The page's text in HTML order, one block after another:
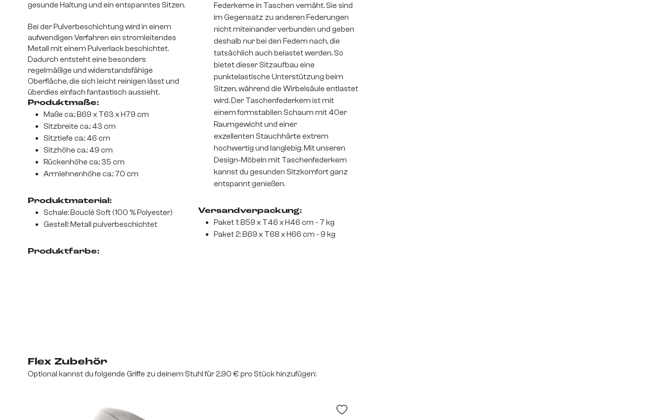
gesunde Haltung und ein entspanntes Sitzen.
Bei der Pulverbeschichtung wird in einem
aufwendigen Verfahren ein stromleitendes
Metall mit einem Pulverlack beschichtet.
Dadurch entsteht eine besonders
regelmäßige und widerstandsfähige
Oberfläche, die sich leicht reinigen lässt und
überdies einfach fantastisch aussieht.
Produktmaße:
Maße ca.: B69 x T63 x H79 cm
Sitzbreite ca.: 43 cm
Sitztiefe ca.: 46 cm
Sitzhöhe ca.: 49 cm
Rückenhöhe ca.: 35 cm
Armlehnenhöhe ca.: 70 cm
Produktmaterial:
Schale: Bouclé Soft (100 % Polyester)
Gestell: Metall pulverbeschichtet
Produktfarbe:
Federkerne in Taschen vernäht. Sie sind
im Gegensatz zu anderen Federungen
nicht miteinander verbunden und geben
deshalb nur bei den Federn nach, die
tatsächlich auch belastet werden. So
bietet dieser Sitzaufbau eine
punktelastische Unterstützung beim
Sitzen, während die Wirbelsäule entlastet
wird. Der Taschenfederkern ist mit
einem formstabilen Schaum mit 40er
Raumgewicht und einer
exzellenten Stauchhärte extrem
hochwertig und langlebig. Mit unseren
Design-Möbeln mit Taschenfederkern
kannst du gesunden Sitzkomfort ganz
entspannt genießen.
Versandverpackung:
Paket 1: B59 x T46 x H46 cm - 7 kg
Paket 2: B69 x T68 x H66 cm - 9 kg
Flex Zubehör
Optional kannst du folgende Griffe zu deinem Stuhl für 2,90 € pro Stück hinzufügen: